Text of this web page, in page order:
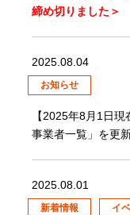
締め切りました＞
2025.08.04
お知らせ
【2025年8月1日
事業者一覧」を更
2025.08.01
新着情報 イ